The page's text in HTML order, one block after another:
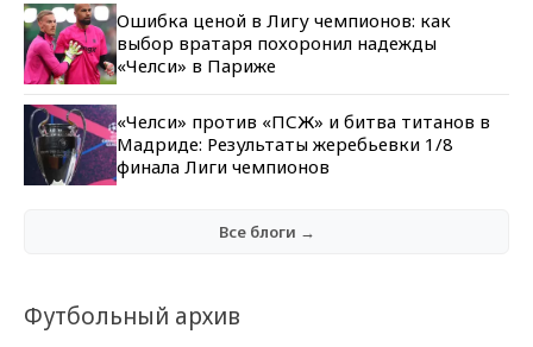
Ошибка ценой в Лигу чемпионов: как
выбор вратаря похоронил надежды
«Челси» в Париже
«Челси» против «ПСЖ» и битва титанов в
Мадриде: Результаты жеребьевки 1/8
финала Лиги чемпионов
Все блоги →
Футбольный архив